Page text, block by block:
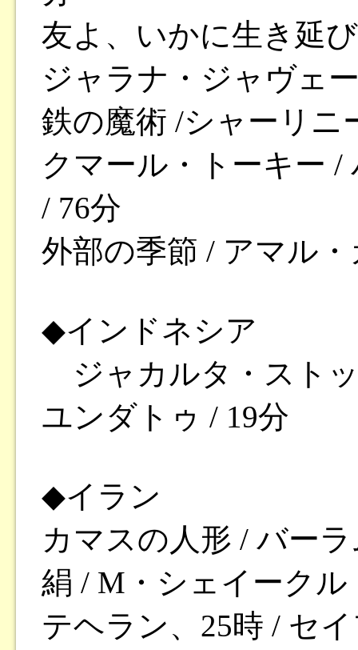
友よ、いかに生き延
ジャラナ・ジャヴェ
鉄の魔術 /シャーリニ
クマール・トーキー
/ 76分
外部の季節 / アマル
◆インドネシア
ジャカルタ・スト
ユンダトゥ / 19分
◆イラン
カマスの人形 / バー
絹 / M・シェイークル
テヘラン、25時 / セ